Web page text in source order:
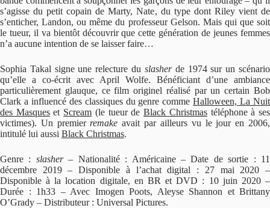
s’agisse du petit copain de Marty, Nate, du type dont Riley vient de
s’enticher, Landon, ou même du professeur Gelson. Mais qui que soit
le tueur, il va bientôt découvrir que cette génération de jeunes femmes
n’a aucune intention de se laisser faire…
Sophia Takal signe une relecture du slasherde 1974 sur un scénario
qu’elle a co-écrit avec April Wolfe. Bénéficiant d’une ambiance
particulièrement glauque, ce film originel réalisé par un certain Bob
Clark a influencé des classiques du genre commeHalloween, La Nuit
des Masqueset Scream (le tueur deBlack Christmastéléphone à ses
victimes). Un premier remake avait par ailleurs vu le jour en 2006,
intitulé lui aussi Black Christmas.
Genre : slasher– Nationalité : Américaine – Date de sortie : 11
décembre 2019 – Disponible à l’achat digital : 27 mai 2020 –
Disponible à la location digitale, en BR et DVD : 10 juin 2020 –
Durée : 1h33 – Avec Imogen Poots, Aleyse Shannon et Brittany
O’Grady – Distributeur : Universal Pictures.